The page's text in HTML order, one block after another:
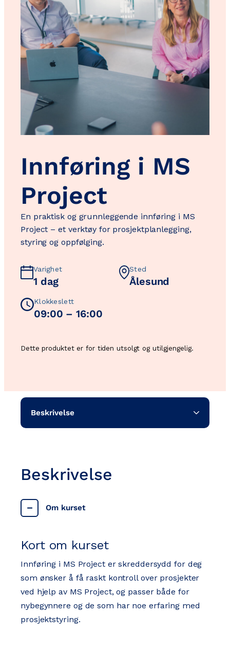
Innføring i MS
Project​
En praktisk og grunnleggende innføring i MS
Project – et verktøy for prosjektplanlegging,
styring og oppfølging.
Varighet
1 dag
Sted
Ålesund
Klokkeslett
09:00 – 16:00
Dette produktet er for tiden utsolgt og utilgjengelig.
Beskrivelse
Beskrivelse
Om kurset
Kort om kurset
Innføring i MS Project er skreddersydd for deg
som ønsker å få raskt kontroll over prosjekter
ved hjelp av MS Project, og passer både for
nybegynnere og de som har noe erfaring med
prosjektstyring. ​